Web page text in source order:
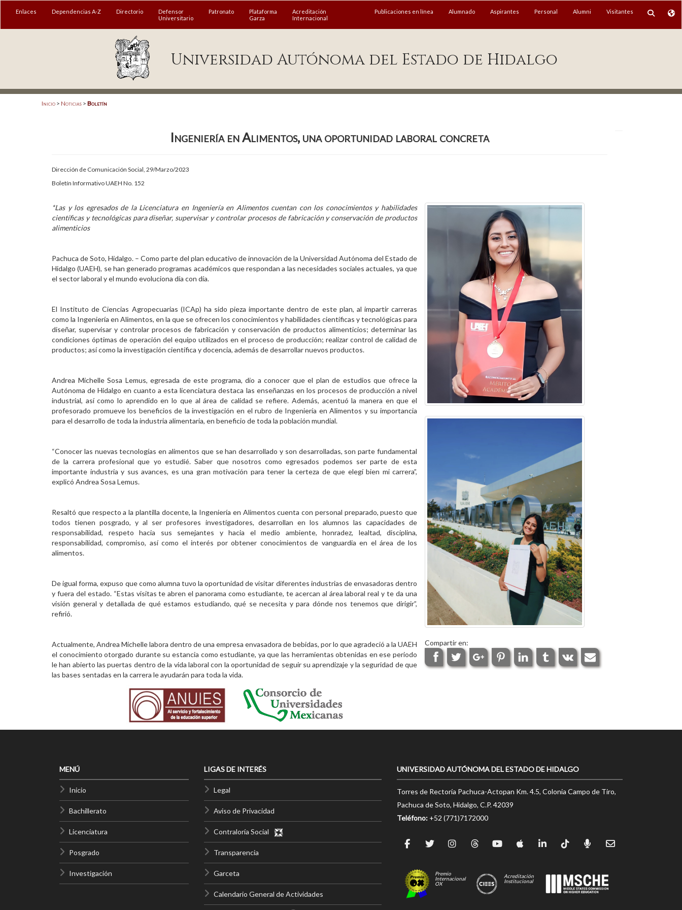
MENÚ
Acreditación Internacional
Enlaces Dependencias A-Z Directorio
Defensor
Universitario
Patronato
Plataforma
Garza
Acreditación
Internacional
Publicaciones en línea Alumnado Aspirantes Personal Alumni Visitantes
Universidad Autónoma del Estado de Hidalgo
Inicio > Noticias > Boletín
Ingeniería en Alimentos, una oportunidad laboral concreta
Dirección de Comunicación Social, 29/Marzo/2023
Boletín Informativo UAEH No. 152
*Las y los egresados de la Licenciatura en Ingeniería en Alimentos cuentan con los conocimientos y habilidades
científicas y tecnológicas para diseñar, supervisar y controlar procesos de fabricación y conservación de productos
alimenticios
Pachuca de Soto, Hidalgo. – Como parte del plan educativo de innovación de la Universidad Autónoma del Estado de
Hidalgo (UAEH), se han generado programas académicos que respondan a las necesidades sociales actuales, ya que
el sector laboral y el mundo evoluciona día con día.
El Instituto de Ciencias Agropecuarias (ICAp) ha sido pieza importante dentro de este plan, al impartir carreras
como la Ingeniería en Alimentos, en la que se ofrecen los conocimientos y habilidades científicas y tecnológicas para
diseñar, supervisar y controlar procesos de fabricación y conservación de productos alimenticios; determinar las
condiciones óptimas de operación del equipo utilizados en el proceso de producción; realizar control de calidad de
productos; así como la investigación científica y docencia, además de desarrollar nuevos productos.
Andrea Michelle Sosa Lemus, egresada de este programa, dio a conocer que el plan de estudios que ofrece la
Autónoma de Hidalgo en cuanto a esta licenciatura destaca las enseñanzas en los procesos de producción a nivel
industrial, así como lo aprendido en lo que al área de calidad se refiere. Además, acentuó la manera en que el
profesorado promueve los beneficios de la investigación en el rubro de Ingeniería en Alimentos y su importancia
para el desarrollo de toda la industria alimentaria, en beneficio de toda la población mundial.
“Conocer las nuevas tecnologías en alimentos que se han desarrollado y son desarrolladas, son parte fundamental
de la carrera profesional que yo estudié. Saber que nosotros como egresados podemos ser parte de esta
importante industria y sus avances, es una gran motivación para tener la certeza de que elegí bien mi carrera”,
explicó Andrea Sosa Lemus.
Resaltó que respecto a la plantilla docente, la Ingeniería en Alimentos cuenta con personal preparado, puesto que
todos tienen posgrado, y al ser profesores investigadores, desarrollan en los alumnos las capacidades de
responsabilidad, respeto hacia sus semejantes y hacia el medio ambiente, honradez, lealtad, disciplina,
responsabilidad, compromiso, así como el interés por obtener conocimientos de vanguardia en el área de los
alimentos.
De igual forma, expuso que como alumna tuvo la oportunidad de visitar diferentes industrias de envasadoras dentro
y fuera del estado. “Estas visitas te abren el panorama como estudiante, te acercan al área laboral real y te da una
visión general y detallada de qué estamos estudiando, qué se necesita y para dónde nos tenemos que dirigir”,
refirió.
Actualmente, Andrea Michelle labora dentro de una empresa envasadora de bebidas, por lo que agradeció a la UAEH
el conocimiento otorgado durante su estancia como estudiante, ya que las herramientas obtenidas en ese periodo
le han abierto las puertas dentro de la vida laboral con la oportunidad de seguir su aprendizaje y la seguridad de que
las bases sentadas en la carrera le ayudarán para toda la vida.
Compartir en:
MENÚ
Inicio
Bachillerato
Licenciatura
Posgrado
Investigación
LIGAS DE INTERÉS
Legal
Aviso de Privacidad
Contraloría Social
Transparencia
Garceta
Calendario General de Actividades
UNIVERSIDAD AUTÓNOMA DEL ESTADO DE HIDALGO
Torres de Rectoría Pachuca-Actopan Km. 4.5, Colonia Campo de Tiro,
Pachuca de Soto, Hidalgo, C.P. 42039
Teléfono: +52 (771)7172000
Premio
Internacional
OX
Acreditación
Institucional